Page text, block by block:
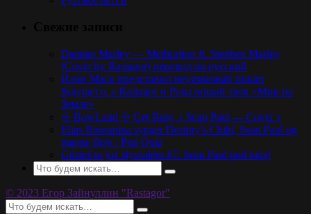
Damian Marley — Medication ft. Stephen Marley
(Cover by Rastagor) перевод на русский
Илон Маск представил неуязвимый пикап
будущего, а Rastagor и Poga новый трек «Мир на
Земле»
☩ BowLand ☩ Get Busy ♪ Sean Paul — Cover ♪
Elias Boussnina synger Destiny’s Child, Sean Paul og
mange flere / Pop Quiz
Gdzieś to już słyszałem #7: Sean Paul pod lupą!
© 2023 Егор Зайнуллин "Rastagor"